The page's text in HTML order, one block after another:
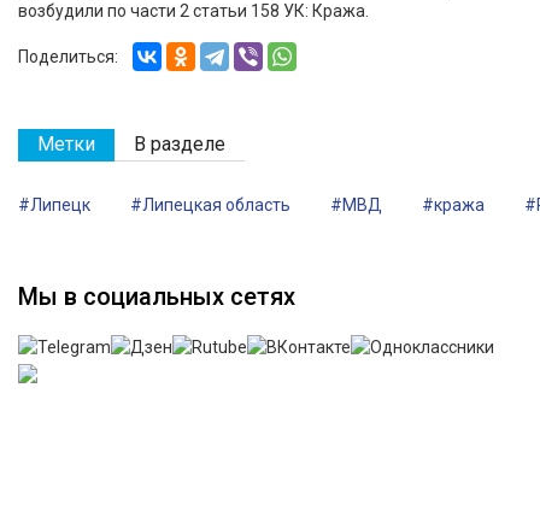
возбудили по части 2 статьи 158 УК: Кража.
Поделиться:
Метки В разделе
#Липецк #Липецкая область #МВД #кража
Мы в социальных сетях